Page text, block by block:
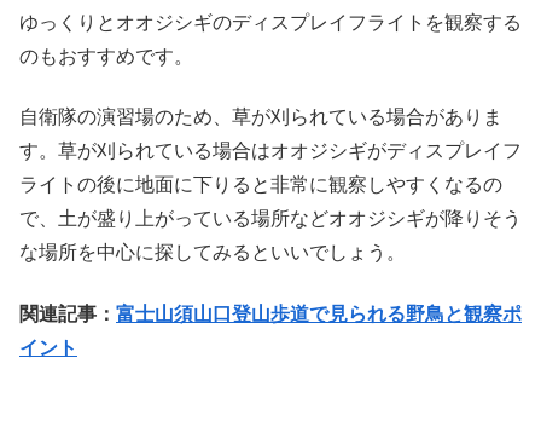
ゆっくりとオオジシギのディスプレイフライトを観察する
のもおすすめです。
自衛隊の演習場のため、草が刈られている場合がありま
す。草が刈られている場合はオオジシギがディスプレイフ
ライトの後に地面に下りると非常に観察しやすくなるの
で、土が盛り上がっている場所などオオジシギが降りそう
な場所を中心に探してみるといいでしょう。
関連記事： 富士山須山口登山歩道で見られる野鳥と観察ポ
イント